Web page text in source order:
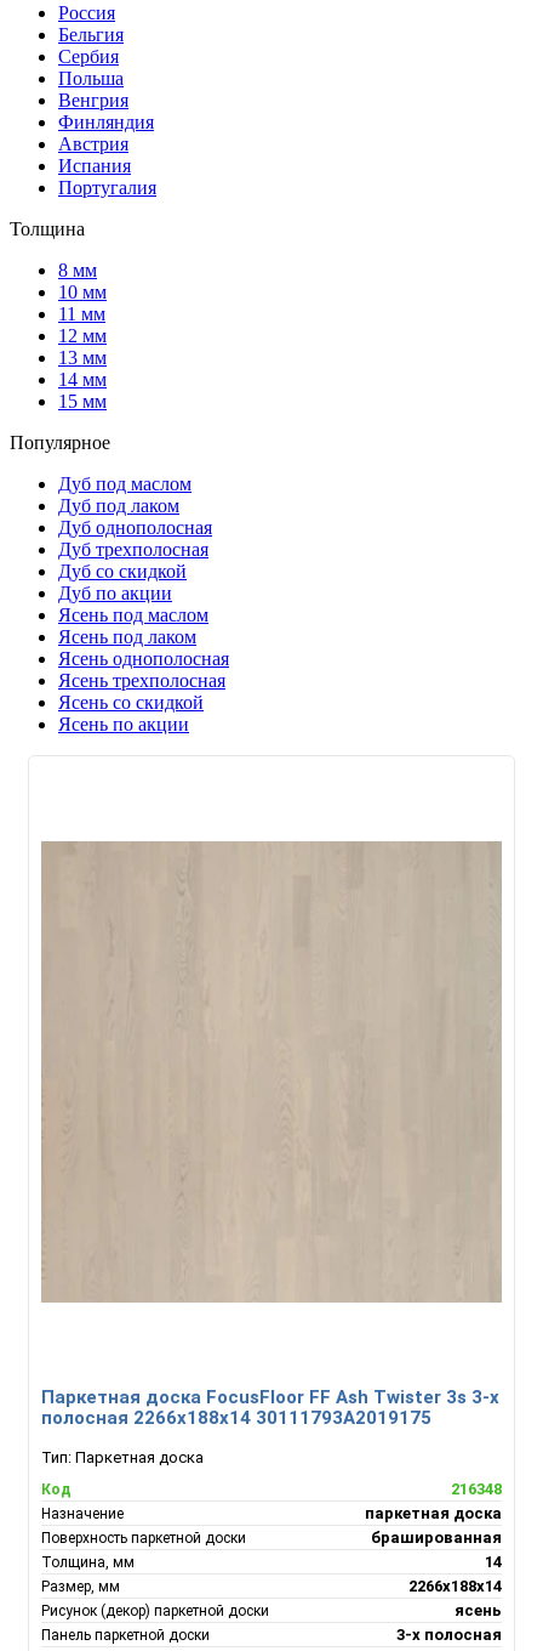
Россия
Бельгия
Сербия
Польша
Венгрия
Финляндия
Австрия
Испания
Португалия
Толщина
8 мм
10 мм
11 мм
12 мм
13 мм
14 мм
15 мм
Популярное
Дуб под маслом
Дуб под лаком
Дуб однополосная
Дуб трехполосная
Дуб со скидкой
Дуб по акции
Ясень под маслом
Ясень под лаком
Ясень однополосная
Ясень трехполосная
Ясень со скидкой
Ясень по акции
Паркетная доска FocusFloor FF Ash Twister 3s 3-х
полосная 2266х188х14 30111793А2019175
Тип: Паркетная доска
Код 216348
Назначение паркетная доска
Поверхность паркетной доски брашированная
Толщина, мм 14
Размер, мм 2266х188х14
Рисунок (декор) паркетной доски ясень
Панель паркетной доски 3-х полосная